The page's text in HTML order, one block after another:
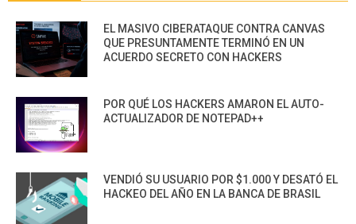
EL MASIVO CIBERATAQUE CONTRA CANVAS
QUE PRESUNTAMENTE TERMINÓ EN UN
ACUERDO SECRETO CON HACKERS
POR QUÉ LOS HACKERS AMARON EL AUTO-
ACTUALIZADOR DE NOTEPAD++
VENDIÓ SU USUARIO POR $1.000 Y DESATÓ EL
HACKEO DEL AÑO EN LA BANCA DE BRASIL